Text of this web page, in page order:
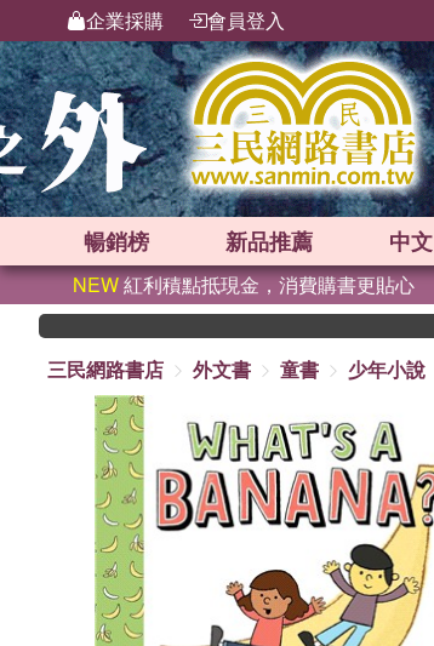
企業採購 會員登入
暢銷榜 新品推薦 中文
NEW紅利積點抵現金，消費購書更貼心
三民網路書店
外文書 童書 少年小說